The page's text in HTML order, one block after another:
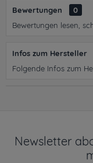
Bewertungen
0
Bewertungen lesen,
Infos zum Hersteller
Folgende Infos zum
Newsletter